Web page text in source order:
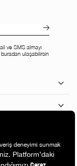
ve SMS almayı
ulaşabilirsin